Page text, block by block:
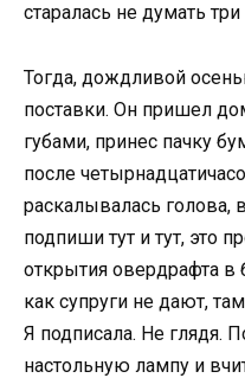
старалась не думать три
Тогда, дождливой
поставки. Он пришел
губами, принес пачку
после
раскалывалась голова,
подпиши тут и тут, это
открытия овердрафта в
как супруги не дают,
Я подписала. Не глядя.
настольную лампу и